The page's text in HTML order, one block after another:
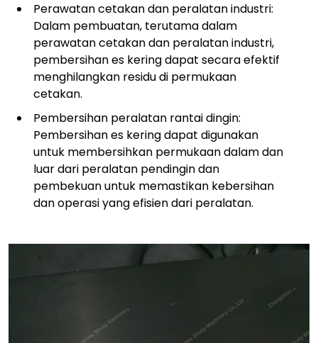
Perawatan cetakan dan peralatan industri:
Dalam pembuatan, terutama dalam
perawatan cetakan dan peralatan industri,
pembersihan es kering dapat secara efektif
menghilangkan residu di permukaan
cetakan.
Pembersihan peralatan rantai dingin:
Pembersihan es kering dapat digunakan
untuk membersihkan permukaan dalam dan
luar dari peralatan pendingin dan
pembekuan untuk memastikan kebersihan
dan operasi yang efisien dari peralatan.